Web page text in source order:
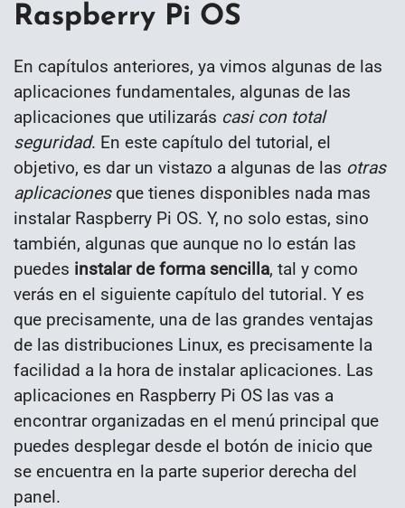
Raspberry Pi OS
En capítulos anteriores, ya vimos algunas de las
aplicaciones fundamentales, algunas de las
aplicaciones que utilizarás casi con total
seguridad. En este capítulo del tutorial, el
objetivo, es dar un vistazo a algunas de las otras
aplicacionesque tienes disponibles nada mas
instalar Raspberry Pi OS. Y, no solo estas, sino
también, algunas que aunque no lo están las
puedes instalar de forma sencilla, tal y como
verás en el siguiente capítulo del tutorial. Y es
que precisamente, una de las grandes ventajas
de las distribuciones Linux, es precisamente la
facilidad a la hora de instalar aplicaciones. Las
aplicaciones en Raspberry Pi OS las vas a
encontrar organizadas en el menú principal que
puedes desplegar desde el botón de inicio que
se encuentra en la parte superior derecha del
panel.